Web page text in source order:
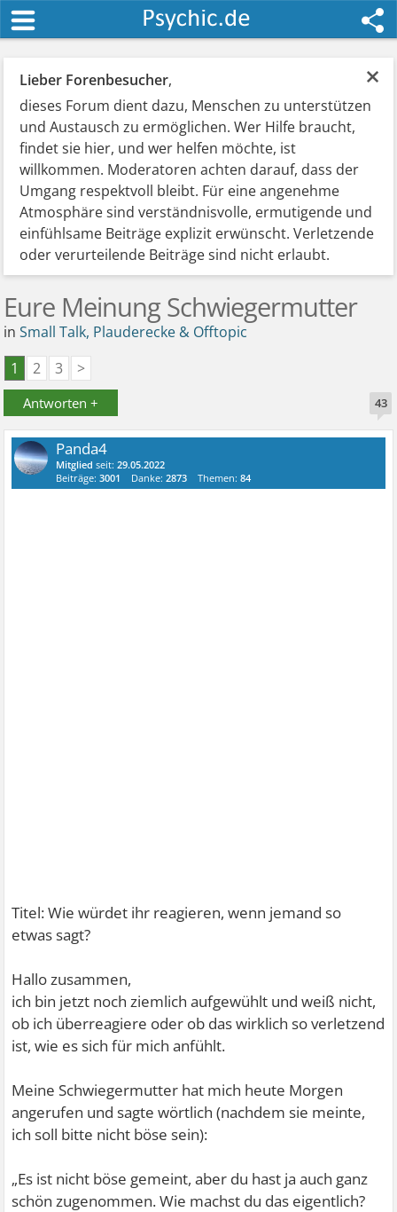
×
Lieber Forenbesucher,
dieses Forum dient dazu, Menschen zu unterstützen
und Austausch zu ermöglichen. Wer Hilfe braucht,
findet sie hier, und wer helfen möchte, ist
willkommen. Moderatoren achten darauf, dass der
Umgang respektvoll bleibt. Für eine angenehme
Atmosphäre sind verständnisvolle, ermutigende und
einfühlsame Beiträge explizit erwünscht. Verletzende
oder verurteilende Beiträge sind nicht erlaubt.
Eure Meinung Schwiegermutter
inSmall Talk, Plauderecke & Offtopic
1
2 3 >
Antworten + 43
Panda4
Mitglied seit:29.05.2022
Beiträge:3001 Danke:2873 Themen:84
Titel: Wie würdet ihr reagieren, wenn jemand so
etwas sagt?
Hallo zusammen,
ich bin jetzt noch ziemlich aufgewühlt und weiß nicht,
ob ich überreagiere oder ob das wirklich so verletzend
ist, wie es sich für mich anfühlt.
Meine Schwiegermutter hat mich heute Morgen
angerufen und sagte wörtlich (nachdem sie meinte,
ich soll bitte nicht böse sein):
„Es ist nicht böse gemeint, aber du hast ja auch ganz
schön zugenommen. Wie machst du das eigentlich?